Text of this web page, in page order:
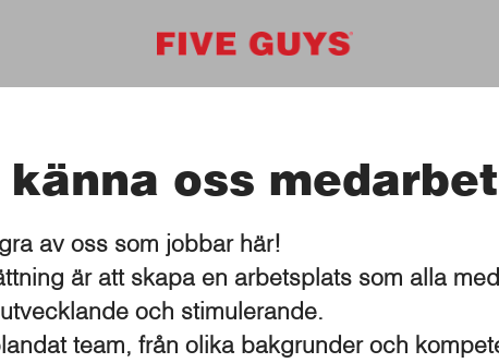
känna oss
av oss som jobbar här!
är att skapa en arbetsplats som alla
och stimulerande.
team, från olika bakgrunder och